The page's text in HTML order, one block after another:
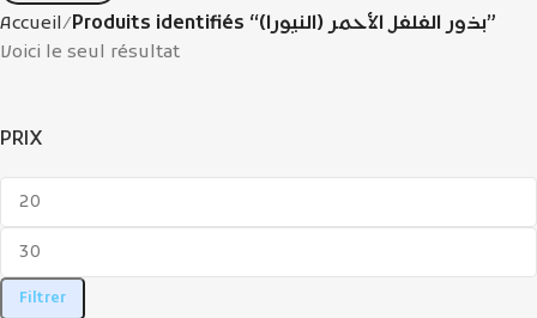
Accueil
Produits identifiés “بذور الفلفل الأحمر (النيورا)”
Voici le seul résultat
PRIX
Filtrer